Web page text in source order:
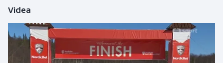
Lezení
Lyže a snowboard
Videa